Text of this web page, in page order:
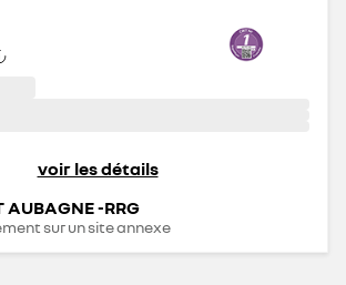
voir les détails
AUBAGNE -RRG
sur un site annexe